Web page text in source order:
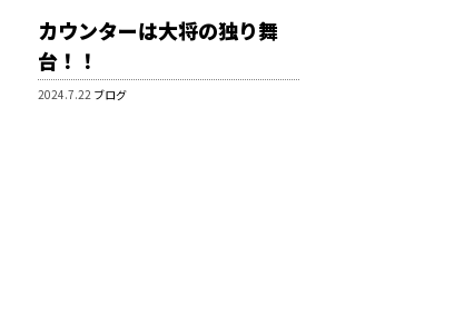
カウンターは大将の独り舞
台！！
2024.7.22 ブログ